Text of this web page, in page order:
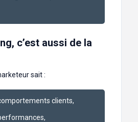
c’est aussi de la
sait :
clients,